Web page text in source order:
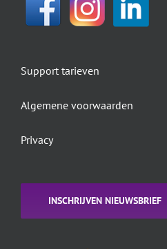
Support tarieven
Algemene voorwaarden
Privacy
INSCHRIJVEN NIEUWSBRIEF